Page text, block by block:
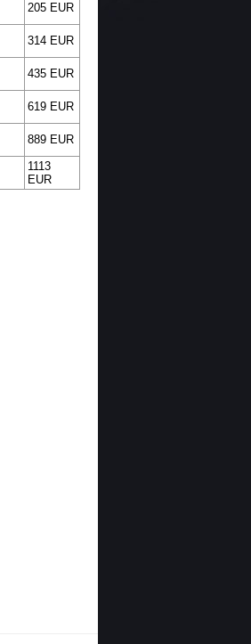
205 EUR
314 EUR
435 EUR
619 EUR
889 EUR
1113
EUR